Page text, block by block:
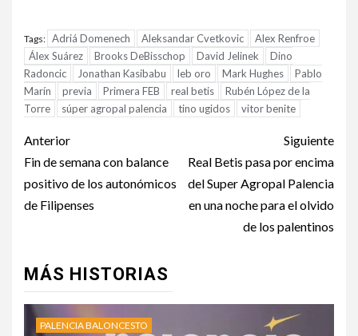
Tags: Adriá Domenech Aleksandar Cvetkovic
Alex Renfroe
Álex Suárez
Brooks DeBisschop David Jelinek
Dino
Radoncic
Jonathan Kasibabu leb oro Mark Hughes
Pablo
Marín
previa Primera FEB real betis
Rubén López de la
Torre
súper agropal palencia tino ugidos vitor benite
Anterior
Fin de semana con balance
positivo de los autonómicos
de Filipenses
Siguiente
Real Betis pasa por encima
del Super Agropal Palencia
en una noche para el olvido
de los palentinos
MÁS HISTORIAS
PALENCIA BALONCESTO